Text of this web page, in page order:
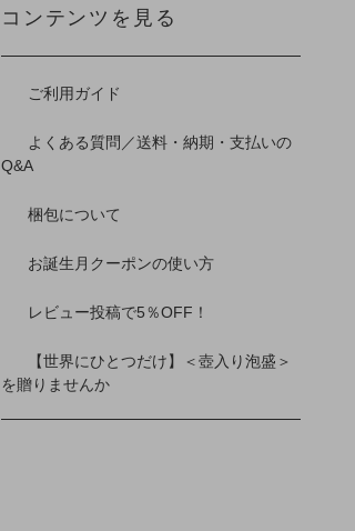
コンテンツを見る
ご利用ガイド
よくある質問／送料・納期・支払いの
Q&A
梱包について
お誕生月クーポンの使い方
レビュー投稿で5％OFF！
【世界にひとつだけ】＜壺入り泡盛＞
を贈りませんか